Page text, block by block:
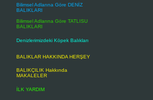
Bilimsel Adlarına Göre DENİZ
BALIKLARI
Bilimsel Adlarına Göre TATLISU
BALIKLARI
Denizlerimizdeki Köpek Balıkları
BALIKLAR HAKKINDA HERŞEY
BALIKÇILIK Hakkında
MAKALELER
İLK YARDIM